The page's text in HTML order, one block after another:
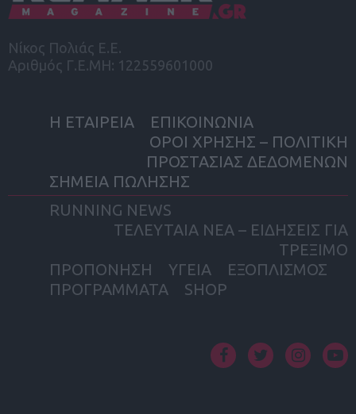
Νίκος Πολιάς Ε.Ε.
Αριθμός Γ.Ε.ΜΗ: 122559601000
Η ΕΤΑΙΡΕΙΑ
ΕΠΙΚΟΙΝΩΝΙΑ
ΟΡΟΙ ΧΡΗΣΗΣ – ΠΟΛΙΤΙΚΗ
ΠΡΟΣΤΑΣΙΑΣ ΔΕΔΟΜΕΝΩΝ
ΣΗΜΕΙΑ ΠΩΛΗΣΗΣ
RUNNING NEWS
ΤΕΛΕΥΤΑΙΑ ΝΕΑ – ΕΙΔΗΣΕΙΣ ΓΙΑ
ΤΡΕΞΙΜΟ
ΠΡΟΠΟΝΗΣΗ
ΥΓΕΙΑ
ΕΞΟΠΛΙΣΜΟΣ
ΠΡΟΓΡΑΜΜΑΤΑ
SHOP